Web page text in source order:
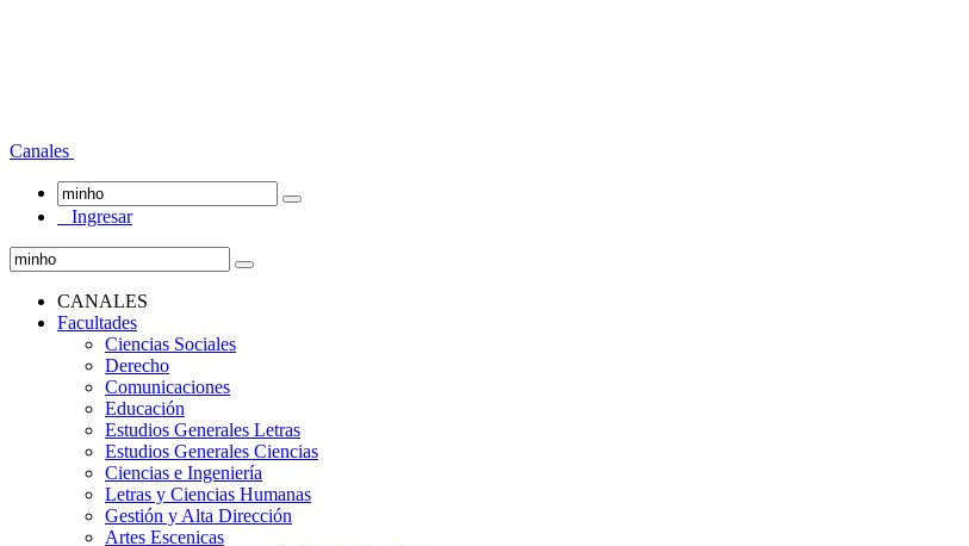
Canales
Ingresar
CANALES
Facultades
Ciencias Sociales
Derecho
Comunicaciones
Educación
Estudios Generales Letras
Estudios Generales Ciencias
Ciencias e Ingeniería
Letras y Ciencias Humanas
Gestión y Alta Dirección
Artes Escenicas